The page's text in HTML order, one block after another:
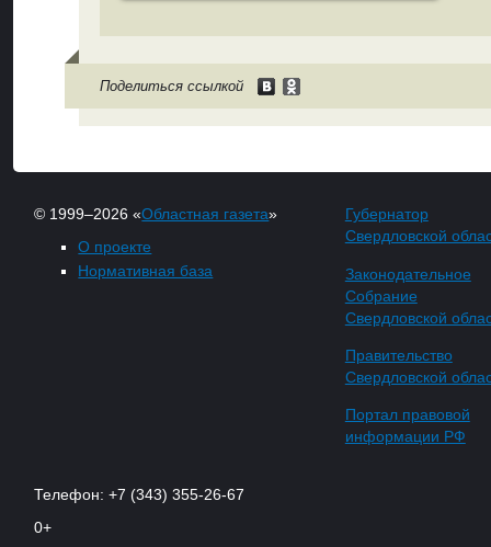
Поделиться ссылкой
© 1999–2026 «Областная газета»
О проекте
Нормативная база
Губернатор
Свердловской
Законодательное
Собрание
Свердловской
Правительство
Свердловской
Портал правовой
информации РФ
Телефон: +7 (343) 355-26-67
0+